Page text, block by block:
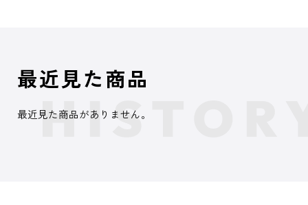
最近見た商品
最近見た商品がありません。